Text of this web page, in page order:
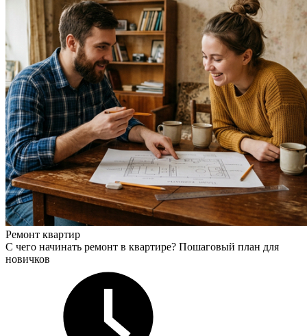
Ремонт квартир
С чего начинать ремонт в квартире? Пошаговый план для
новичков